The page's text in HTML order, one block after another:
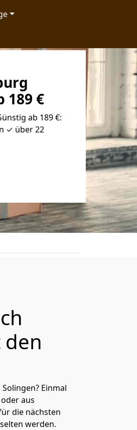
189 €
ab 189 €:
✓ über 22
Einmal
aus
die nächsten
werden.